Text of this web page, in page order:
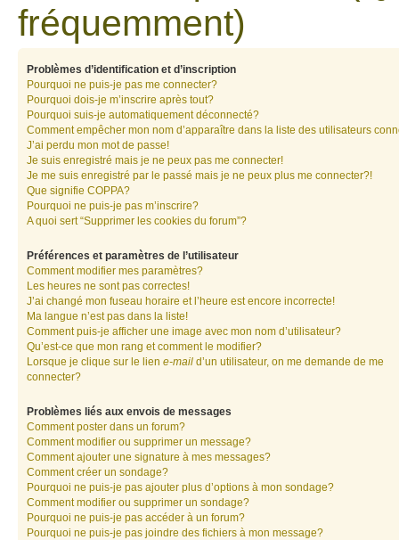
fréquemment)
Problèmes d’identification et d’inscription
Pourquoi ne puis-je pas me connecter?
Pourquoi dois-je m’inscrire après tout?
Pourquoi suis-je automatiquement déconnecté?
Comment empêcher mon nom d’apparaître dans la liste des utilisateurs
J’ai perdu mon mot de passe!
Je suis enregistré mais je ne peux pas me connecter!
Je me suis enregistré par le passé mais je ne peux plus me connecter?!
Que signifie COPPA?
Pourquoi ne puis-je pas m’inscrire?
A quoi sert “Supprimer les cookies du forum”?
Préférences et paramètres de l’utilisateur
Comment modifier mes paramètres?
Les heures ne sont pas correctes!
J’ai changé mon fuseau horaire et l’heure est encore incorrecte!
Ma langue n’est pas dans la liste!
Comment puis-je afficher une image avec mon nom d’utilisateur?
Qu’est-ce que mon rang et comment le modifier?
Lorsque je clique sur le lien e-mail d’un utilisateur, on me demande de me
connecter?
Problèmes liés aux envois de messages
Comment poster dans un forum?
Comment modifier ou supprimer un message?
Comment ajouter une signature à mes messages?
Comment créer un sondage?
Pourquoi ne puis-je pas ajouter plus d’options à mon sondage?
Comment modifier ou supprimer un sondage?
Pourquoi ne puis-je pas accéder à un forum?
Pourquoi ne puis-je pas joindre des fichiers à mon message?